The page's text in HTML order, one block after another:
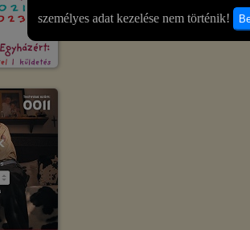
személyes adat kezelése nem történik!